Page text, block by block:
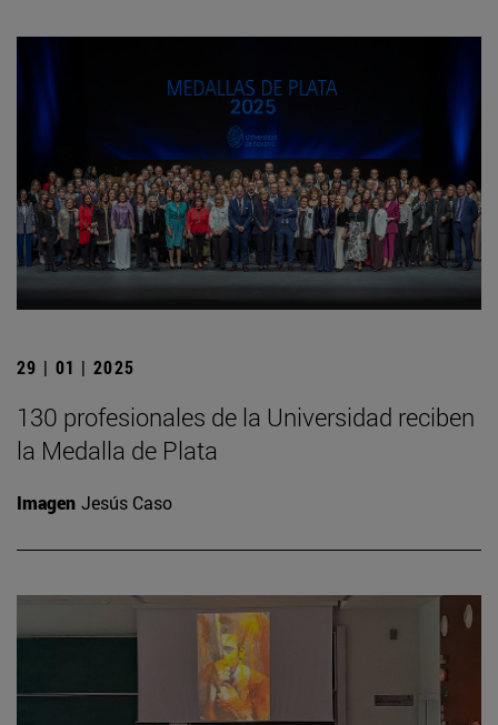
29 | 01 | 2025
130 profesionales de la Universidad reciben
la Medalla de Plata
Imagen Jesús Caso